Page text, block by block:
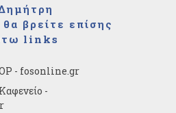
βρείτε επίσης
links
- fosonline.gr
-